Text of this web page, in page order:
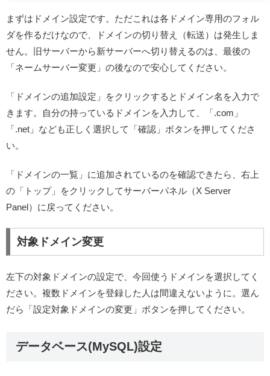
まずはドメイン設定です。ただこれは各ドメイン専用のフォル
ダを作るだけなので、ドメインの切り替え（転送）は発生しま
せん。旧サーバーから新サーバーへ切り替えるのは、最後の
「ネームサーバー変更」の後なので安心してください。
「ドメインの追加設定」をクリックするとドメイン名を入力で
きます。自分の持っているドメインを入力して、「.com」
「.net」なども正しく選択して「確認」ボタンを押してくださ
い。
「ドメインの一覧」に追加されているのを確認できたら、右上
の「トップ」をクリックしてサーバーパネル（X Server
Panel）に戻ってください。
対象ドメイン変更
左下の対象ドメインの設定で、今回使うドメインを選択してく
ださい。複数ドメインを登録した人は間違えないように。選ん
だら「設定対象ドメインの変更」ボタンを押してください。
データベース(MySQL)設定